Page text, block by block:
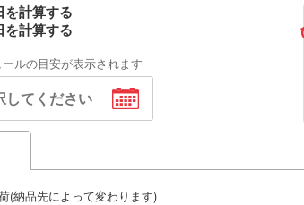
を計算する
を計算する
ルの目安が表示されます
(納品先によって変わります)